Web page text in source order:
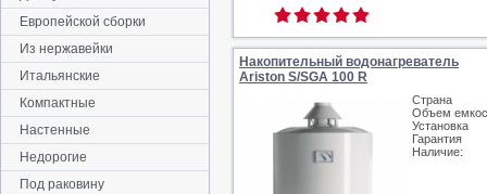
Накопительный водонагреватель
Ariston S/SGA 100 R
Страна
Объем
Установка
Гарантия
Наличие:
Европейской сборки
Из нержавейки
Итальянские
Компактные
Настенные
Недорогие
Под раковину